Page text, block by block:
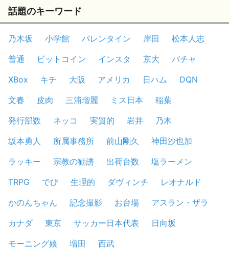
話題のキーワード
乃木坂 小学館 バレンタイン 岸田
松本人志
普通
ビットコイン インスタ 京大
バチャ
XBox
キチ 大阪 アメリカ 日ハム
DQN
文春
皮肉 三浦瑠麗 ミス日本
稲葉
発行部数
ネッコ 実質的 岩井
乃木
坂本勇人
所属事務所 前山剛久
神田沙也加
ラッキー
宗教の勧誘 出荷台数
塩ラーメン
TRPG
でび 生理的 ダヴィンチ
レオナルド
かのんちゃん
記念撮影 お台場
アスラン・ザラ
カナダ
東京 サッカー日本代表
日向坂
モーニング娘
増田 西武